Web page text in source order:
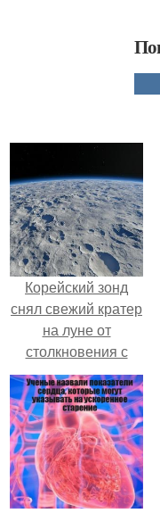
Корейский зонд
снял свежий кратер
на луне от
столкновения с
обломком Falcon 9.